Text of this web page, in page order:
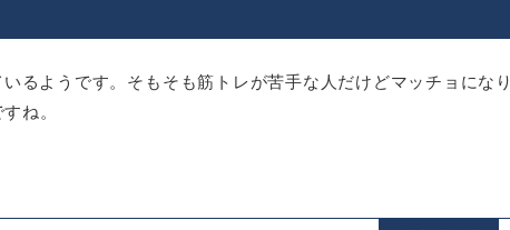
るようです。そもそも筋トレが苦手な人だけどマッチョになり
ね。